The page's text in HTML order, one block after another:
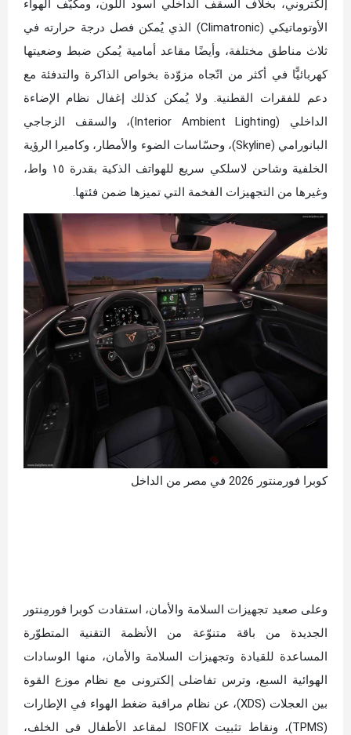
إلكتروني، بخلاف السقف الداخلي أسود اللون، ومكيّف الهواء
الأوتوماتيكي (Climatronic) الذي يُمكن فصل درجة حرارته في
ثلاث مناطق مختلفة، وأيضًا مقاعد أمامية يُمكن ضبط وضعيتها
كهربائيًّا في أكثر من اتّجاه مزوّدة بخواص الذاكرة والتدفئة مع
دعم للفقرات القطنية. ولا يُمكن كذلك إغفال نظام الإضاءة
الداخلي (Interior Ambient Lighting)، والسقف الزجاجي
البانورامي (Skyline)، وحسّاسات الضوء والأمطار، وكاميرا الرؤية
الخلفية وشاحن لاسلكي سريع للهواتف الذكية بقدرة ١٥ واط،
وغيرها من التجهيزات الفخمة التي تميزها ضمن فئتها.
كوبرا فورمنتور 2026 في مصر من الداخل
وعلى صعيد تجهيزات السلامة والأمان، استفادت كوبرا فورمِنتور
الجديدة من باقة متنوّعة من الأنظمة التقنية المتطوّرة
المساعدة للقيادة وتجهيزات السلامة والأمان، منها الوسادات
الهوائية السبع، وترس تفاضلى إلكترونى مع نظام موزع القوة
بين العجلات (XDS)، عن نظام مراقبة ضغط الهواء في الإطارات
(TPMS)، ونقاط تثبيت ISOFIX لمقاعد الأطفال فى الخلف،